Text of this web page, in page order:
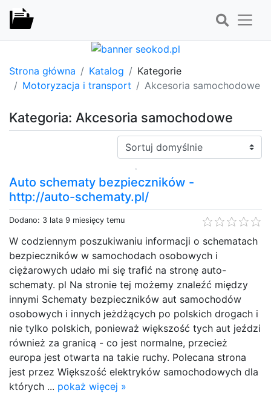
Strona główna Katalog
Kategorie
Motoryzacja i transport
Akcesoria samochodowe
Kategoria: Akcesoria samochodowe
Sortuj:
Auto schematy bezpieczników -
http://auto-schematy.pl/
Dodano: 3 lata 9 miesięcy temu
W codziennym poszukiwaniu informacji o schematach
bezpieczników w samochodach osobowych i
ciężarowych udało mi się trafić na stronę auto-
schematy. pl Na stronie tej możemy znaleźć między
innymi Schematy bezpieczników aut samochodów
osobowych i innych jeżdżących po polskich drogach i
nie tylko polskich, ponieważ większość tych aut jeździ
również za granicą - co jest normalne, przecież
europa jest otwarta na takie ruchy. Polecana strona
jest przez Większość elektryków samochodowych dla
których ... pokaż więcej »